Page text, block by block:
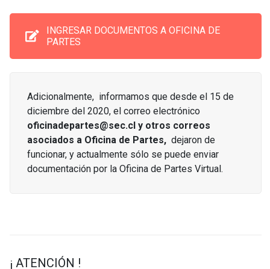
INGRESAR DOCUMENTOS A OFICINA DE
PARTES
Adicionalmente, informamos que desde el 15 de
diciembre del 2020, el correo electrónico
oficinadepartes@sec.cl y otros correos
asociados a Oficina de Partes, dejaron de
funcionar, y actualmente sólo se puede enviar
documentación por la Oficina de Partes Virtual.
¡ ATENCIÓN !